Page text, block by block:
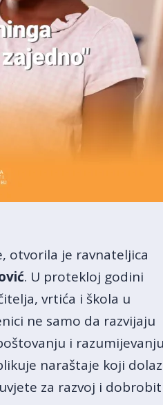
otvorila je ravnateljica
. U protekloj godini
vrtića i škola u
ne samo da razvijaju
i
naraštaje koji
za razvoj i dobrobit